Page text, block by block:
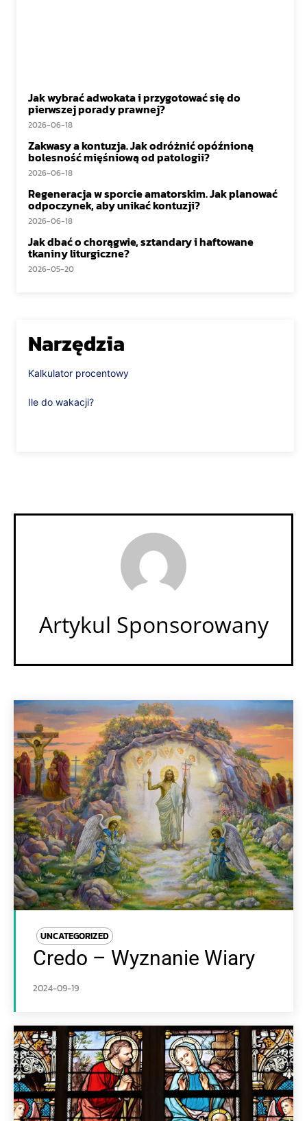
Jak wybrać adwokata i przygotować się do
pierwszej porady prawnej?
2026-06-18
Zakwasy a kontuzja. Jak odróżnić opóźnioną
bolesność mięśniową od patologii?
2026-06-18
Regeneracja w sporcie amatorskim. Jak planować
odpoczynek, aby unikać kontuzji?
2026-06-18
Jak dbać o chorągwie, sztandary i haftowane
tkaniny liturgiczne?
2026-05-20
Narzędzia
Kalkulator procentowy
Ile do wakacji?
Artykul Sponsorowany
UNCATEGORIZED
Credo – Wyznanie Wiary
2024-09-19